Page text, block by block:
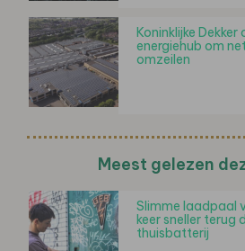
Koninklijke
energiehub om
omzeilen
Meest gelezen
Slimme laadpaal
keer sneller terug
thuisbatterij